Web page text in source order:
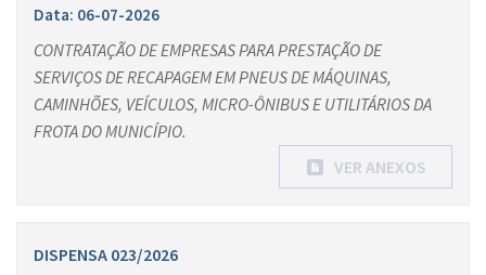
Data: 06-07-2026
CONTRATAÇÃO DE EMPRESAS PARA PRESTAÇÃO DE
SERVIÇOS DE RECAPAGEM EM PNEUS DE MÁQUINAS,
CAMINHÕES, VEÍCULOS, MICRO-ÔNIBUS E UTILITÁRIOS DA
FROTA DO MUNICÍPIO.
VER ANEXOS
DISPENSA 023/2026